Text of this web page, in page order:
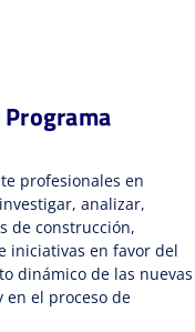
profesionales en
analizar,
de construcción,
iniciativas en favor del
dinámico de las nuevas
en el proceso de